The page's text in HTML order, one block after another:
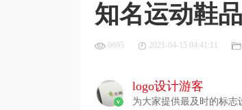
知名运动鞋
6695 2021-04-15 04:41:11
v
logo设计游客
为大家提供最及时的标志